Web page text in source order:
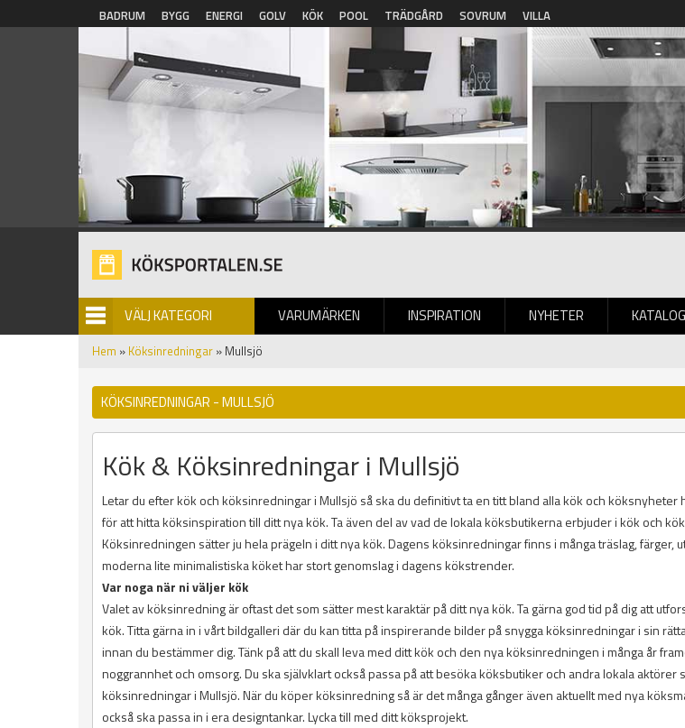
Hoppa till huvudinnehåll
BADRUM BYGG ENERGI GOLV KÖK POOL TRÄDGÅRD SOVRUM VILLA
VÄLJ KATEGORI VARUMÄRKEN INSPIRATION NYHETER
BILDGALLERI
Hem » Köksinredningar » Mullsjö
KÖKSINREDNINGAR - MULLSJÖ
Kök & Köksinredningar i Mullsjö
Letar du efter kök och köksinredningar i Mullsjö så ska du definitivt ta en titt bland alla kök och
för att hitta köksinspiration till ditt nya kök. Ta även del av vad de lokala köksbutikerna erbjuder i kök och
Köksinredningen sätter ju hela prägeln i ditt nya kök. Dagens köksinredningar finns i många träslag, färger,
moderna lite minimalistiska köket har stort genomslag i dagens kökstrender.
Var noga när ni väljer kök
Valet av köksinredning är oftast det som sätter mest karaktär på ditt nya kök. Ta gärna god tid på dig att
kök. Titta gärna in i vårt bildgalleri där du kan titta på inspirerande bilder på snygga köksinredningar i sin
innan du bestämmer dig. Tänk på att du skall leva med ditt kök och den nya köksinredningen i många år
noggrannhet och omsorg. Du ska självklart också passa på att besöka köksbutiker och andra lokala aktörer
köksinredningar i Mullsjö. När du köper köksinredning så är det många gånger även aktuellt med nya
också ska passa in i era designtankar. Lycka till med ditt köksprojekt.